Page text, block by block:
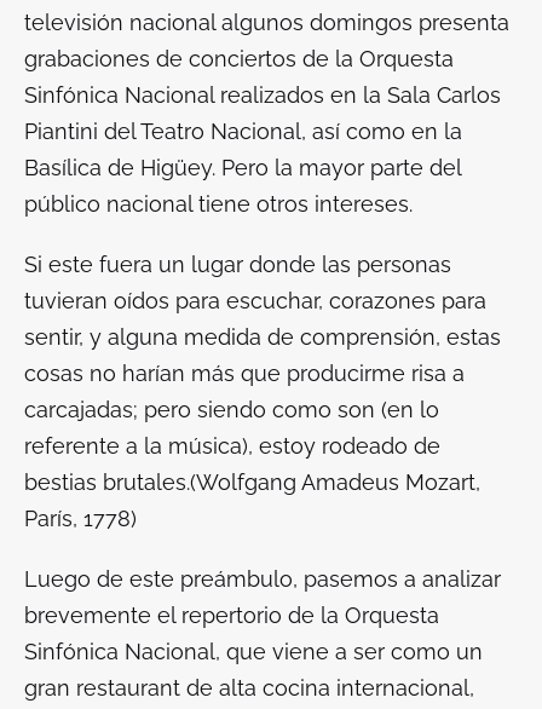
televisión nacional algunos domingos presenta
grabaciones de conciertos de la Orquesta
Sinfónica Nacional realizados en la Sala Carlos
Piantini del Teatro Nacional, así como en la
Basílica de Higüey. Pero la mayor parte del
público nacional tiene otros intereses.
Si este fuera un lugar donde las personas
tuvieran oídos para escuchar, corazones para
sentir, y alguna medida de comprensión, estas
cosas no harían más que producirme risa a
carcajadas; pero siendo como son (en lo
referente a la música), estoy rodeado de
bestias brutales.(Wolfgang Amadeus Mozart,
París, 1778)
Luego de este preámbulo, pasemos a analizar
brevemente el repertorio de la Orquesta
Sinfónica Nacional, que viene a ser como un
gran restaurant de alta cocina internacional,